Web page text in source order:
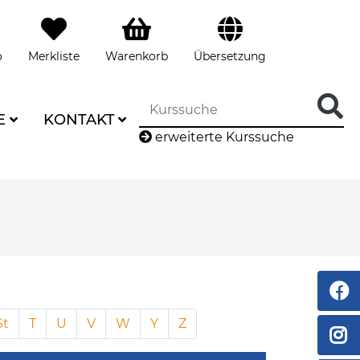
Merkliste Warenkorb Übersetzung
KONTAKT
erweiterte Kurssuche
T U V W Y Z